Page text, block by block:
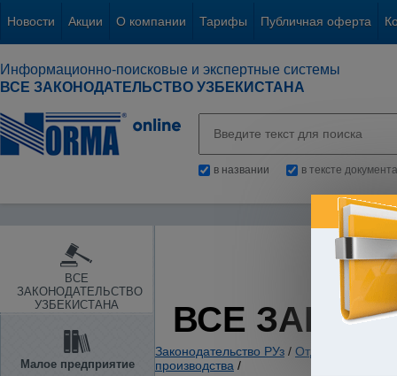
Новости Акции О компании Тарифы Публичная оферта
Информационно-поисковые и экспертные системы
ВСЕ ЗАКОНОДАТЕЛЬСТВО УЗБЕКИСТАНА
в названии в тексте документа
ВСЕ
ЗАКОНОДАТЕЛЬСТВО
УЗБЕКИСТАНА
Малое предприятие
ВСЕ
Законодательство РУз / Отдельные
производства /